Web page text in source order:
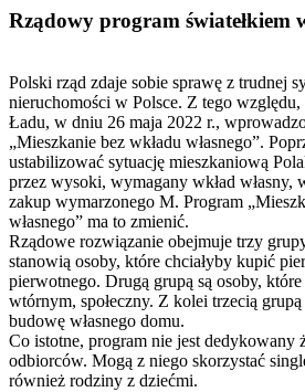
Rządowy program światełkiem
Polski rząd zdaje sobie sprawę z trudnej
nieruchomości w Polsce. Z tego
Ładu, w dniu 26 maja 2022 r.,
„Mieszkanie bez wkładu własnego”.
ustabilizować sytuację mieszkaniową
przez wysoki, wymagany wkład własny,
zakup wymarzonego M. Program
własnego” ma to zmienić.
Rządowe rozwiązanie obejmuje trzy
stanowią osoby, które chciałyby kupić
pierwotnego. Drugą grupą są osoby,
wtórnym, społeczny. Z kolei trzecią
budowę własnego domu.
Co istotne, program nie jest dedykowany
odbiorców. Mogą z niego skorzystać
również rodziny z dziećmi.